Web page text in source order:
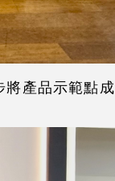
產品示範點